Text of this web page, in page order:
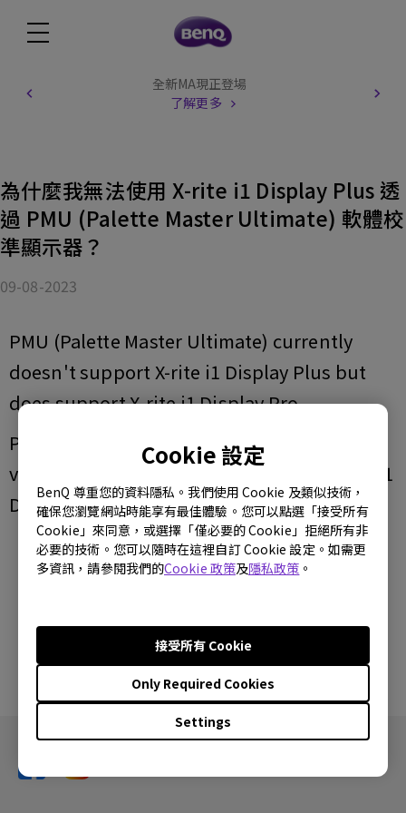
Cookie 設定
BenQ 尊重您的資料隱私。我們使用 Cookie 及類似技術，
確保您瀏覽網站時能享有最佳體驗。您可以點選「接受所有
Cookie」來同意，或選擇「僅必要的 Cookie」拒絕所有非
必要的技術。您可以隨時在這裡自訂 Cookie 設定。如需更
多資訊，請參閱我們的Cookie 政策及隱私政策 。
Settings
Only Required Cookies
接受所有 Cookie
全新MA現正登場
了解更多
為什麼我無法使用 X-rite i1 Display Plus 透
過 PMU (Palette Master Ultimate) 軟體校
準顯示器？
09-08-2023
PMU (Palette Master Ultimate) currently
doesn't support X-rite i1 Display Plus but
does support X-rite i1 Display Pro.
Please reach out to your X-rite or Calibrite
vendor to upgrade your calibrator to X-rite i1
Display Pro.
解答內容是否對您有幫助？
是 否